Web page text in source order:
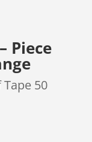
Piece
50